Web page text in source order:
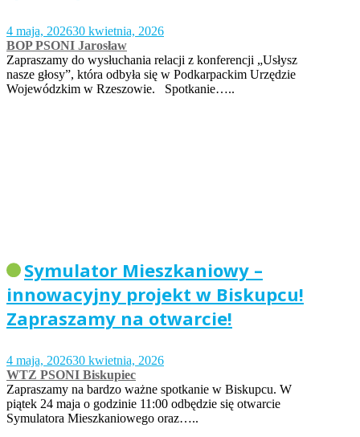
4 maja, 202630 kwietnia, 2026
BOP PSONI Jarosław
Zapraszamy do wysłuchania relacji z konferencji „Usłysz
nasze głosy”, która odbyła się w Podkarpackim Urzędzie
Wojewódzkim w Rzeszowie. Spotkanie…..
Symulator Mieszkaniowy –
innowacyjny projekt w Biskupcu!
Zapraszamy na otwarcie!
4 maja, 202630 kwietnia, 2026
WTZ PSONI Biskupiec
Zapraszamy na bardzo ważne spotkanie w Biskupcu. W
piątek 24 maja o godzinie 11:00 odbędzie się otwarcie
Symulatora Mieszkaniowego oraz…..